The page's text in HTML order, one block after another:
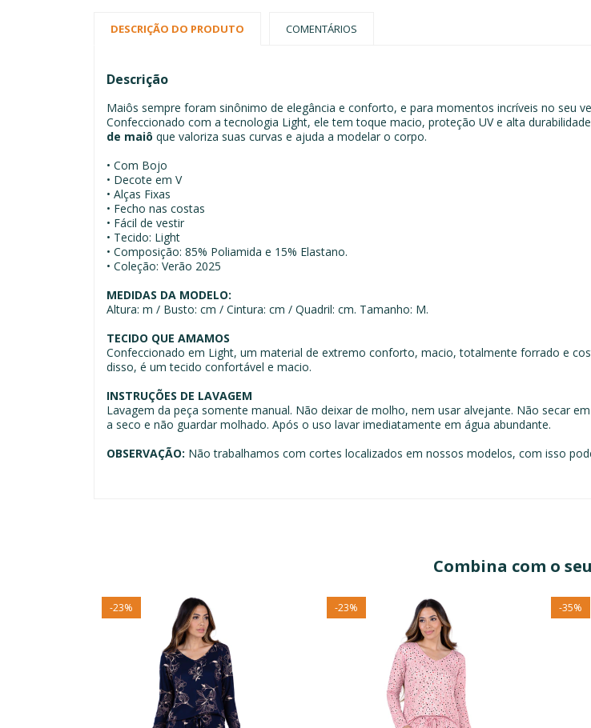
DESCRIÇÃO DO PRODUTO COMENTÁRIOS
Descrição
Maiôs sempre foram sinônimo de elegância e conforto, e para momentos incríveis no seu
Confeccionado com a tecnologia Light, ele tem toque macio, proteção UV e alta
de maiô que valoriza suas curvas e ajuda a modelar o corpo.
• Com Bojo
• Decote em V
• Alças Fixas
• Fecho nas costas
• Fácil de vestir
• Tecido: Light
• Composição: 85% Poliamida e 15% Elastano.
• Coleção: Verão 2025
MEDIDAS DA MODELO:
Altura: m / Busto: cm / Cintura: cm / Quadril: cm. Tamanho: M.
TECIDO QUE AMAMOS
Confeccionado em Light, um material de extremo conforto, macio, totalmente forrado e
disso, é um tecido confortável e macio.
INSTRUÇÕES DE LAVAGEM
Lavagem da peça somente manual. Não deixar de molho, nem usar alvejante. Não secar
a seco e não guardar molhado. Após o uso lavar imediatamente em água abundante.
OBSERVAÇÃO: Não trabalhamos com cortes localizados em nossos modelos, com isso
Combina com o
-23% -23% -35%